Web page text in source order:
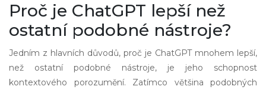
Proč je ChatGPT lepší než
ostatní podobné nástroje?
Jedním z hlavních důvodů, proč je ChatGPT mnohem lepší,
než ostatní podobné nástroje, je jeho schopnost
kontextového porozumění. Zatímco většina podobných